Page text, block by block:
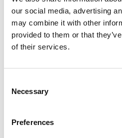
our social media, advertising
may combine it with other
provided to them or that
of their services.
Selection
Necessary
Preferences
NUESTROS
eventos más grandes. Tanto en
Experience island
(ubicación
Efteling o al teatro íntimo Klavier
fiesta o reunión. ¡El